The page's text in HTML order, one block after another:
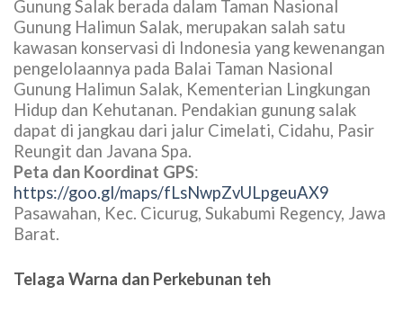
Gunung Gede Pangrango berada dalam
Pengelolaan kawasan TNGGP berada di bawah
Direktorat Jenderal Konservasi Sumber Daya Alam
dan Ekosistem, Kementerian Lingkungan Hidup dan
Kehutanan. Gunung Gede Pangrango dapat di
jangkau darijalur pendakian Cibodasataupun jalur
Gunung Putri, dan jalur Selabintana.
Peta dan Koordinat GPS
https://goo.gl/maps/JXBMYMKUjT6hTwDj7
6XJ7+8X Tugu Sel., Bogor, Jawa Barat.
Gunung Salak :
Gunung Salak berada dalam Taman Nasional